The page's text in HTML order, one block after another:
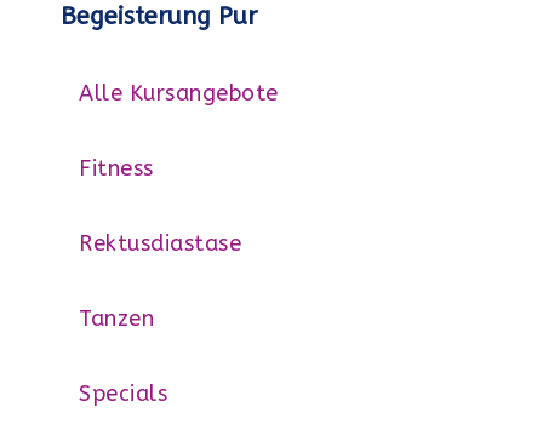
Begeisterung Pur
Alle Kursangebote
Fitness
Rektusdiastase
Tanzen
Specials